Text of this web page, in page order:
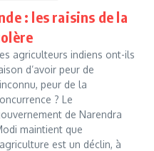
: les raisins de la
agriculteurs indiens ont-ils
d’avoir peur de
peur de la
? Le
de Narendra
maintient que
est un déclin, à